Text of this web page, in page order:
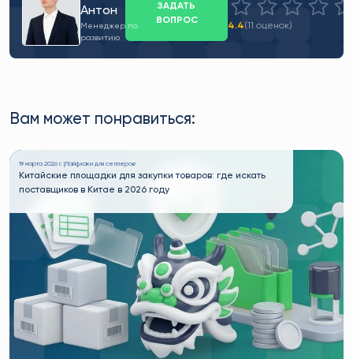
Антон
Менеджер по
развитию
ЗАДАТЬ
ВОПРОС
4.4(11 оценок)
Вам может понравиться:
19 марта 2026 г. | Лайфхаки для селлеров
Китайские площадки для закупки товаров: где искать
поставщиков в Китае в 2026 году